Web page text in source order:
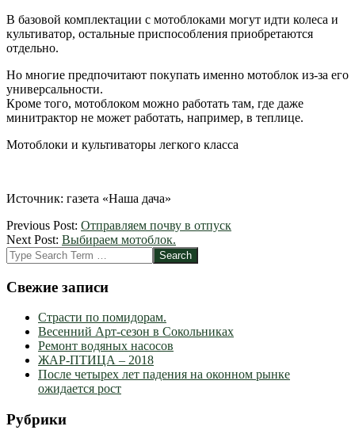
В базовой комплектации с мотоблоками могут идти колеса и
культиватор, остальные приспособления приобретаются
отдельно.
Но многие предпочитают покупать именно мотоблок из-за его
универсальности.
Кроме того, мотоблоком можно работать там, где даже
минитрактор не может работать, например, в теплице.
Мотоблоки и культиваторы легкого класса
Источник: газета «Наша дача»
2012-
03-
25
Previous Post: Отправляем почву в отпуск
Next Post: Выбираем мотоблок.
Search
Свежие записи
Страсти по помидорам.
Весенний Арт-сезон в Сокольниках
Ремонт водяных насосов
ЖАР-ПТИЦА – 2018
После четырех лет падения на оконном рынке
ожидается рост
Рубрики